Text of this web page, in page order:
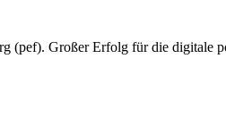
(pef). Großer Erfolg für die digitale